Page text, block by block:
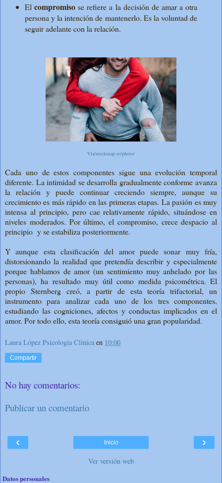
El compromisose refiere a la decisión de amar a otra
persona y la intención de mantenerlo. Es la voluntad de
seguir adelante con la relación.
Vía/stocksnap.io/photo/
Cada uno de estos componentes sigue una evolución temporal
diferente. La intimidad se desarrolla gradualmente conforme avanza
la relación y puede continuar creciendo siempre, aunque su
crecimiento es más rápido en las primeras etapas. La pasión es muy
intensa al principio, pero cae relativamente rápido, situándose en
niveles moderados. Por último, el compromiso, crece despacio al
principio y se estabiliza posteriormente.
Y aunque esta clasificación del amor puede sonar muy fría,
distorsionando la realidad que pretendía describir y especialmente
porque hablamos de amor (un sentimiento muy anhelado por las
personas), ha resultado muy útil como medida psicométrica. El
propio Sternberg creó, a partir de esta teoría trifactorial, un
instrumento para analizar cada uno de los tres componentes,
estudiando las cogniciones, afectos y conductas implicados en el
amor. Por todo ello, esta teoría consiguió una gran popularidad.
Laura López Psicología Clínica en 10:00
Compartir
No hay comentarios:
Publicar un comentario
‹ ›
Inicio
Ver versión web
Datos personales